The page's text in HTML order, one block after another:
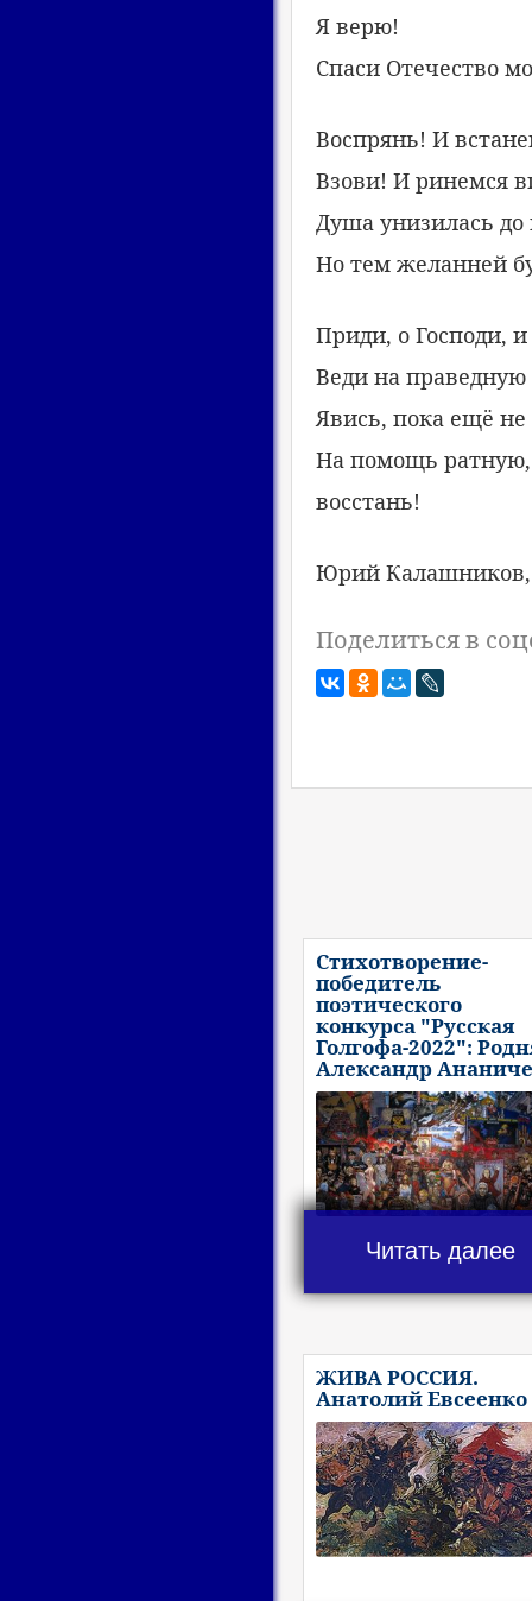
Я верю!
Спаси Отечество
Воспрянь! И
Взови! И ринемся
Душа унизилась до
Но тем желанней
Приди, о Господи, и
Веди на праведную
Явись, пока ещё не
На помощь ратную,
восстань!
Юрий Калашников,
Поделиться в
Стихотворение-
победитель
поэтического
конкурса "Русская
Голгофа-2022":
Александр
Читать далее
ЖИВА РОССИЯ.
Анатолий Евсеенко